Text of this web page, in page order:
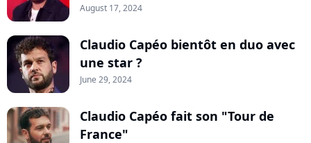
August 17, 2024
Claudio Capéo bientôt en duo avec
une star ?
June 29, 2024
Claudio Capéo fait son "Tour de
France"